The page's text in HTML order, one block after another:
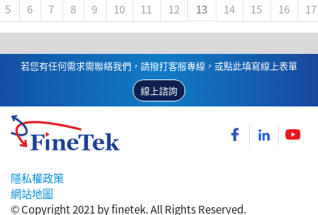
5 6 7 8 9 10 11 12 13 14 15 16 17
若您有任何需求需聯絡我們，請撥打客服專線，或點此填寫線上表單
線上諮詢
隱私權政策
網站地圖
© Copyright 2021 by finetek. All Rights Reserved.